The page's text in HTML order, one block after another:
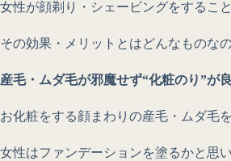
女性が顔剃り・シェービングをするこ
その効果・メリットとはどんなものな
産毛・ムダ毛が邪魔せず“化粧のり”が
お化粧をする顔まわりの産毛・ムダ毛
女性はファンデーションを塗るかと思